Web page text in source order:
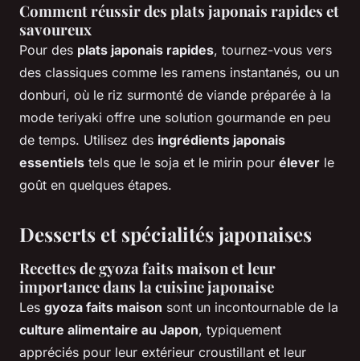
Comment réussir des plats japonais rapides et
savoureux
Pour des plats japonais rapides, tournez-vous vers
des classiques comme les ramens instantanés, ou un
donburi, où le riz surmonté de viande préparée à la
mode teriyaki offre une solution gourmande en peu
de temps. Utilisez des ingrédients japonais
essentiels tels que le soja et le mirin pour élever le
goût en quelques étapes.
Desserts et spécialités japonaises
Recettes de gyoza faits maison et leur
importance dans la cuisine japonaise
Les gyoza faits maison sont un incontournable de la
culture alimentaire au Japon, typiquement
appréciés pour leur extérieur croustillant et leur